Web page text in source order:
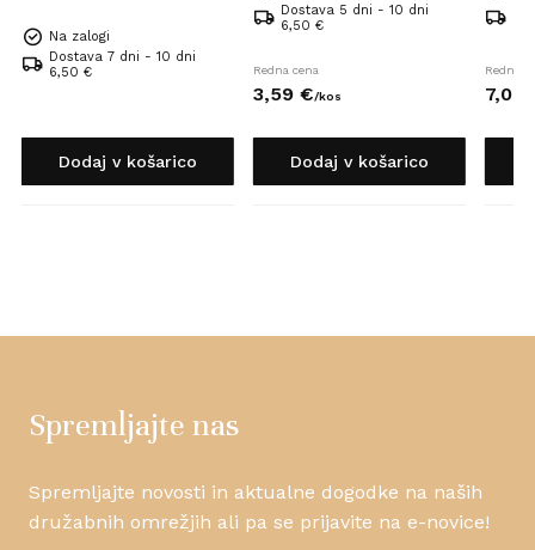
Na zalogi
Dostava 7 dni - 10 dni
6,50 €
Dodaj v košarico
Dostava 5 dni - 10 dni
6,50 €
Redna cena
3,59 €/kos
Dodaj v košarico
Redna
7,09
Spremljajte nas
Spremljajte novosti in aktualne dogodke na naših
družabnih omrežjih ali pa se prijavite na e-novice!